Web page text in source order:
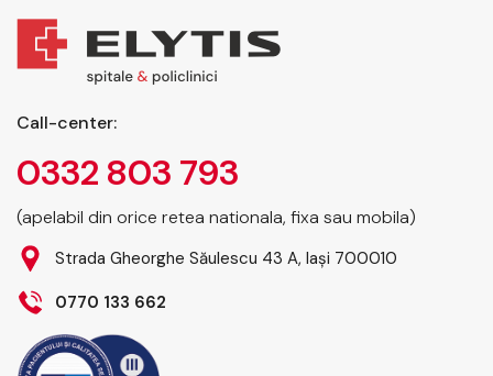
Call-center:
0332 803 793
(apelabil din orice retea nationala, fixa sau mobila)
Strada Gheorghe Săulescu 43 A, Iași 700010
0770 133 662